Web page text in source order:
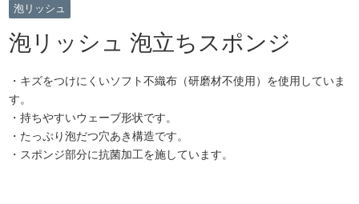
泡リッシュ
泡リッシュ 泡立ちスポンジ
・キズをつけにくいソフト不織布（研磨材不使用）を使用していま
す。
・持ちやすいウェーブ形状です。
・たっぷり泡だつ穴あき構造です。
・スポンジ部分に抗菌加工を施しています。